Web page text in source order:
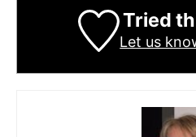
Tried
Let us